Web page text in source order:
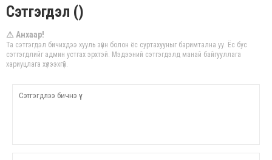
Сэтгэгдэл ()
⚠ Анхаар!
Та сэтгэгдэл бичихдээ хууль зүйн болон ёс суртахууныг баримтална уу. Ёс бус
сэтгэгдлийг админ устгах эрхтэй. Мэдээний сэтгэгдэлд манай байгууллага
хариуцлага хүлээхгүй.